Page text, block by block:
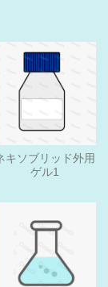
キソブリッド外用
ゲル1